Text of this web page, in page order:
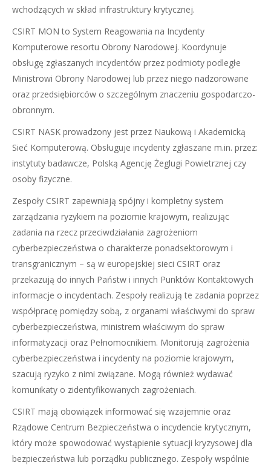
wchodzących w skład infrastruktury krytycznej.
CSIRT MON to System Reagowania na Incydenty
Komputerowe resortu Obrony Narodowej. Koordynuje
obsługę zgłaszanych incydentów przez podmioty podległe
Ministrowi Obrony Narodowej lub przez niego nadzorowane
oraz przedsiębiorców o szczególnym znaczeniu gospodarczo-
obronnym.
CSIRT NASK prowadzony jest przez Naukową i Akademicką
Sieć Komputerową. Obsługuje incydenty zgłaszane m.in. przez:
instytuty badawcze, Polską Agencję Żeglugi Powietrznej czy
osoby fizyczne.
Zespoły CSIRT zapewniają spójny i kompletny system
zarządzania ryzykiem na poziomie krajowym, realizując
zadania na rzecz przeciwdziałania zagrożeniom
cyberbezpieczeństwa o charakterze ponadsektorowym i
transgranicznym – są w europejskiej sieci CSIRT oraz
przekazują do innych Państw i innych Punktów Kontaktowych
informacje o incydentach. Zespoły realizują te zadania poprzez
współpracę pomiędzy sobą, z organami właściwymi do spraw
cyberbezpieczeństwa, ministrem właściwym do spraw
informatyzacji oraz Pełnomocnikiem. Monitorują zagrożenia
cyberbezpieczeństwa i incydenty na poziomie krajowym,
szacują ryzyko z nimi związane. Mogą również wydawać
komunikaty o zidentyfikowanych zagrożeniach.
CSIRT mają obowiązek informować się wzajemnie oraz
Rządowe Centrum Bezpieczeństwa o incydencie krytycznym,
który może spowodować wystąpienie sytuacji kryzysowej dla
bezpieczeństwa lub porządku publicznego. Zespoły wspólnie